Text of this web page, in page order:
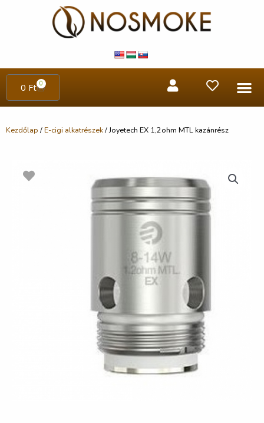
0 Ft 0
Kezdőlap /E-cigi alkatrészek/ Joyetech EX 1,2ohm MTL kazánrész